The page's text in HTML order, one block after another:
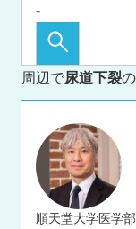
周辺で尿道下裂